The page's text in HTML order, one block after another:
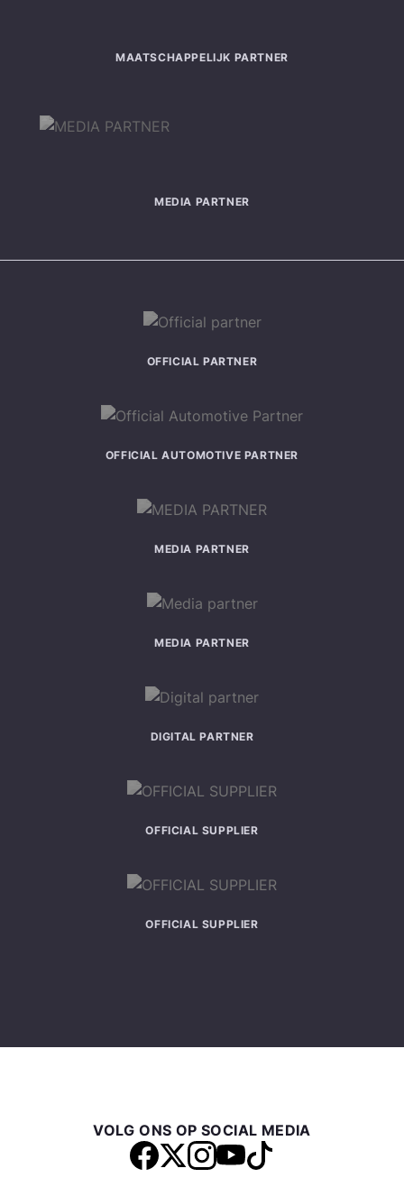
MAATSCHAPPELIJK PARTNER
MEDIA PARTNER
OFFICIAL PARTNER
OFFICIAL AUTOMOTIVE PARTNER
MEDIA PARTNER
MEDIA PARTNER
DIGITAL PARTNER
OFFICIAL SUPPLIER
OFFICIAL SUPPLIER
VOLG ONS OP SOCIAL MEDIA